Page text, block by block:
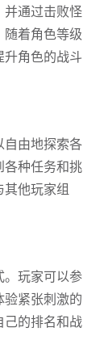
通过击败怪
着角色等级
角色的战斗
由地探索各
种任务和挑
他玩家组
玩家可以参
紧张刺激的
的排名和战